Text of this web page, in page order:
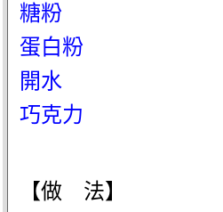
糖粉
蛋白粉
開水
巧克力
【做 法】